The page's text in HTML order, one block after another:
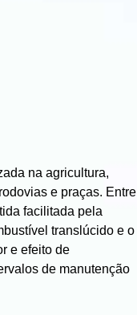
na agricultura,
e praças. Entre
facilitada pela
translúcido e o
e efeito de
de manutenção